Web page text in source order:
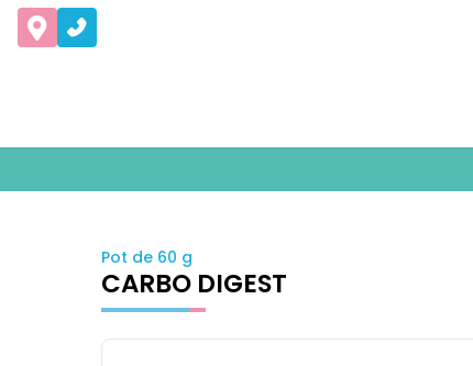
Pot de 60 g
CARBO DIGEST